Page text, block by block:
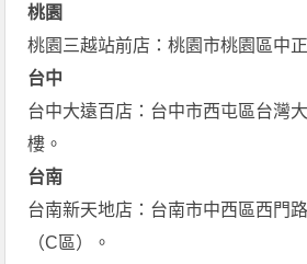
桃園
桃園三越站前店：桃園市桃園區中
台中
台中大遠百店：台中市西屯區台灣
樓。
台南
台南新天地店：台南市中西區西門
（C區）。